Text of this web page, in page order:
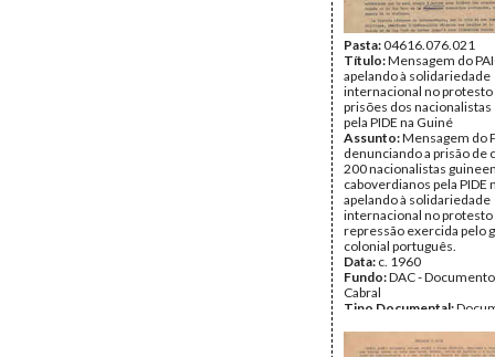
Pasta:04616.076.021
Título:Mensagem do
apelando à solidariedade
internacional no protesto
prisões dos
pela PIDE na Guiné
Assunto:Mensagem do
denunciando a prisão de
200 nacionalistas
caboverdianos pela PIDE
apelando à solidariedade
internacional no protesto
repressão exercida pelo
colonial português.
Data: c. 1960
Fundo:DAC -
Cabral
Tipo Documental: